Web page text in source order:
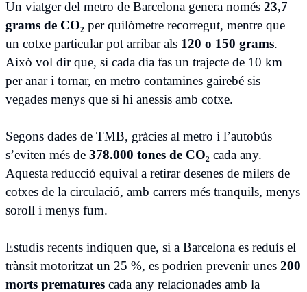
Un viatger del metro de Barcelona genera només 23,7
grams de CO₂ per quilòmetre recorregut, mentre que
un cotxe particular pot arribar als 120 o 150 grams.
Això vol dir que, si cada dia fas un trajecte de 10 km
per anar i tornar, en metro contamines gairebé sis
vegades menys que si hi anessis amb cotxe.
Segons dades de TMB, gràcies al metro i l’autobús
s’eviten més de 378.000 tones de CO₂ cada any.
Aquesta reducció equival a retirar desenes de milers de
cotxes de la circulació, amb carrers més tranquils, menys
soroll i menys fum.
Estudis recents indiquen que, si a Barcelona es reduís el
trànsit motoritzat un 25 %, es podrien prevenir unes 200
morts prematures cada any relacionades amb la